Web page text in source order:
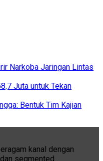
Narkoba Jaringan Lintas
Juta untuk Tekan
Bentuk Tim Kajian
kanal dengan
segmented.